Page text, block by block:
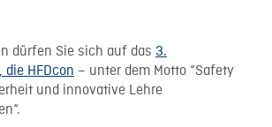
dürfen Sie sich auf das 3.
HFDcon – unter dem Motto “Safety
und innovative Lehre